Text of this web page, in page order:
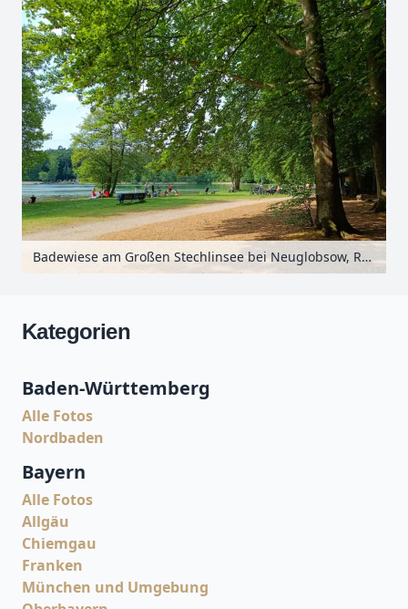
Badewiese am Großen Stechlinsee bei Neuglobsow, Ruppiner Seenland, Brandenburg, Deutschland
Kategorien
Baden-Württemberg
Alle Fotos
Nordbaden
Bayern
Alle Fotos
Allgäu
Chiemgau
Franken
München und Umgebung